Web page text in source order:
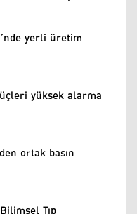
yerli üretim
yüksek alarma
ortak basın